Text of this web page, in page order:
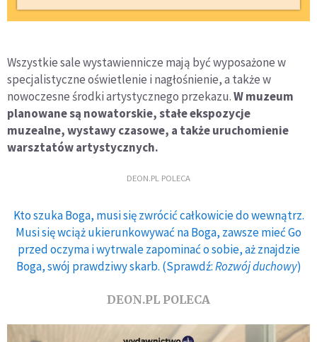
Wszystkie sale wystawiennicze mają być wyposażone w
specjalistyczne oświetlenie i nagłośnienie, a także w
nowoczesne środki artystycznego przekazu.W muzeum
planowane są nowatorskie, stałe ekspozycje
muzealne, wystawy czasowe, a także uruchomienie
warsztatów artystycznych.
DEON.PL POLECA
Kto szuka Boga, musi się zwrócić całkowicie do wewnątrz.
Musi się wciąż ukierunkowywać na Boga, zawsze mieć Go
przed oczyma i wytrwale zapominać o sobie, aż znajdzie
Boga, swój prawdziwy skarb. (Sprawdź:Rozwój duchowy)
DEON.PL POLECA